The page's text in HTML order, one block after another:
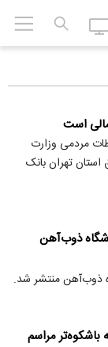
است
مردمی وزارت
استان تهران بانک
ذوب‌آهن
ذوب‌آهن منتشر شد.
باشکوه‌تر مراسم